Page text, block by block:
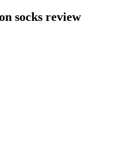
socks review